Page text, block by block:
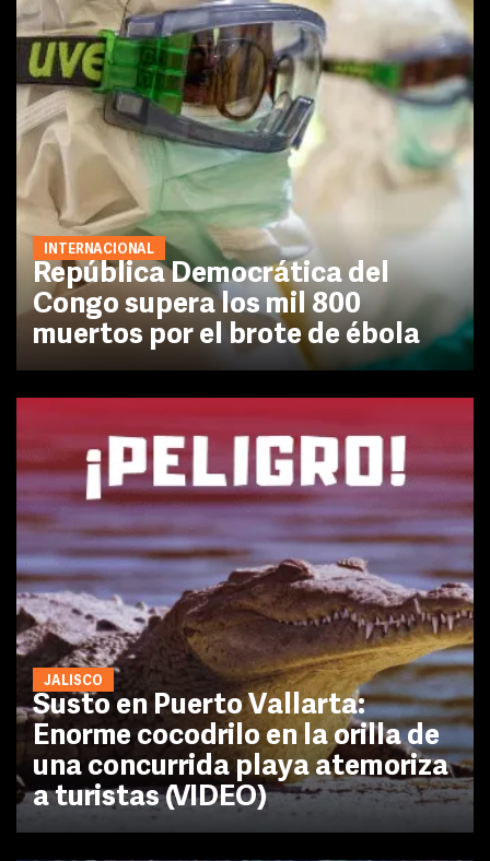
INTERNACIONAL
República Democrática del
Congo supera los mil 800
muertos por el brote de ébola
JALISCO
Susto en Puerto Vallarta:
Enorme cocodrilo en la orilla de
una concurrida playa atemoriza
a turistas (VIDEO)